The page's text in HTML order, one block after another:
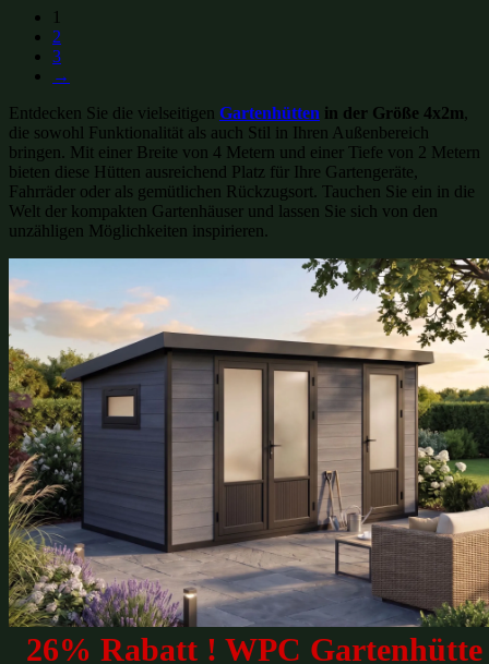
1
2
3
→
Entdecken Sie die vielseitigen Gartenhütten in der Größe 4x2m,
die sowohl Funktionalität als auch Stil in Ihren Außenbereich
bringen. Mit einer Breite von 4 Metern und einer Tiefe von 2 Metern
bieten diese Hütten ausreichend Platz für Ihre Gartengeräte,
Fahrräder oder als gemütlichen Rückzugsort. Tauchen Sie ein in die
Welt der kompakten Gartenhäuser und lassen Sie sich von den
unzähligen Möglichkeiten inspirieren.
26% Rabatt ! WPC Gartenhütte